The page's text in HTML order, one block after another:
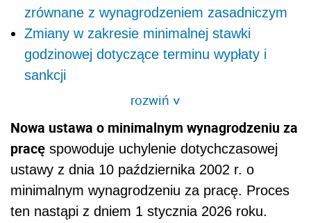
zrównane z wynagrodzeniem zasadniczym
Zmiany w zakresie minimalnej stawki
godzinowej dotyczące terminu wypłaty i
sankcji
rozwiń>
Nowa ustawa o minimalnym wynagrodzeniu za
pracę spowoduje uchylenie dotychczasowej
ustawy z dnia 10 października 2002 r. o
minimalnym wynagrodzeniu za pracę. Proces
ten nastąpi z dniem 1 stycznia 2026 roku.